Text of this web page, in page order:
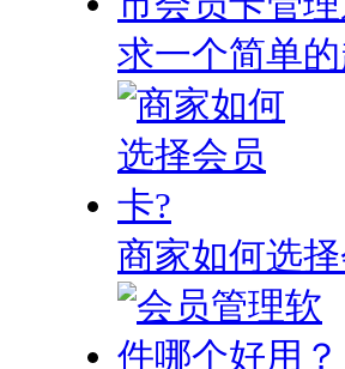
求一个简单
商家如何选